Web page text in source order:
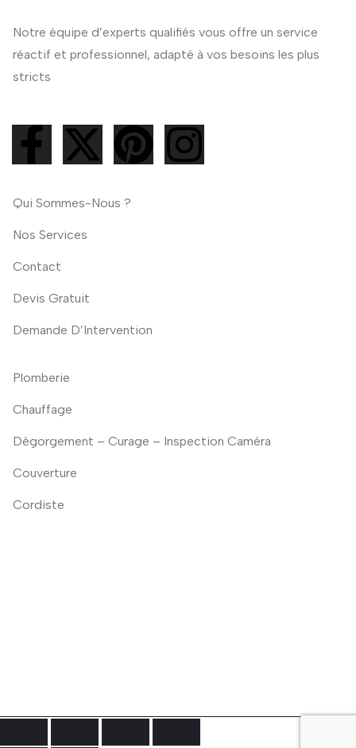
Notre équipe d’experts qualifiés vous offre un service
réactif et professionnel, adapté à vos besoins les plus
stricts
Qui Sommes-Nous ?
Nos Services
Contact
Devis Gratuit
Demande D’Intervention
Plomberie
Chauffage
Dégorgement – Curage – Inspection Caméra
Couverture
Cordiste